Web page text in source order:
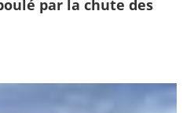
par la chute des